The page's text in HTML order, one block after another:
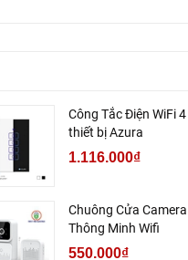
Công Tắc Điện WiFi 4
thiết bị Azura
1.116.000₫
Chuông Cửa Camera
Thông Minh Wifi
550.000₫